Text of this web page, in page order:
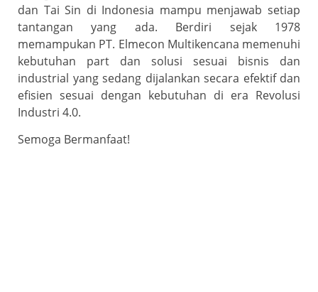
dan Tai Sin di Indonesia mampu menjawab setiap
tantangan yang ada. Berdiri sejak 1978
memampukan PT. Elmecon Multikencana memenuhi
kebutuhan part dan solusi sesuai bisnis dan
industrial yang sedang dijalankan secara efektif dan
efisien sesuai dengan kebutuhan di era Revolusi
Industri 4.0.
Semoga Bermanfaat!